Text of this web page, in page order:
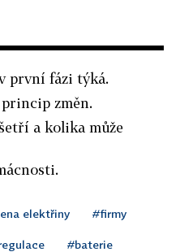
první fázi týká.
změn.
a kolika může
elektřiny #firmy
#baterie